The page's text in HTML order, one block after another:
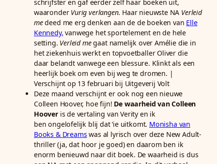
schrijfster en gaf eerder zelf haar boeken uit,
waaronder Vurig verlangen. Haar nieuwste NA Verleid
medeed me erg denken aan de de boeken van Elle
Kennedy, vanwege het sportelement en de hele
setting. Verleid megaat namelijk over Amélie die in
het ziekenhuis werkt en topvoetballer Oliver die
daar belandt vanwege een blessure. Klinkt als een
heerlijk boek om even bij weg te dromen. |
Verschijnt op 13 februari bij Uitgeverij Volt
Deze maand verschijnt er ook nog een nieuwe
Colleen Hoover, hoe fijn! De waarheid van Colleen
Hoover is de vertaling van Verity en ik
ben ongelofelijk blij dat ‘ie uitkomt. Monisha van
Books & Dreams was al lyrisch over deze New Adult-
thriller (ja, dat hoor je goed) en daarom ben ik
enorm benieuwd naar dit boek. De waarheid is dus